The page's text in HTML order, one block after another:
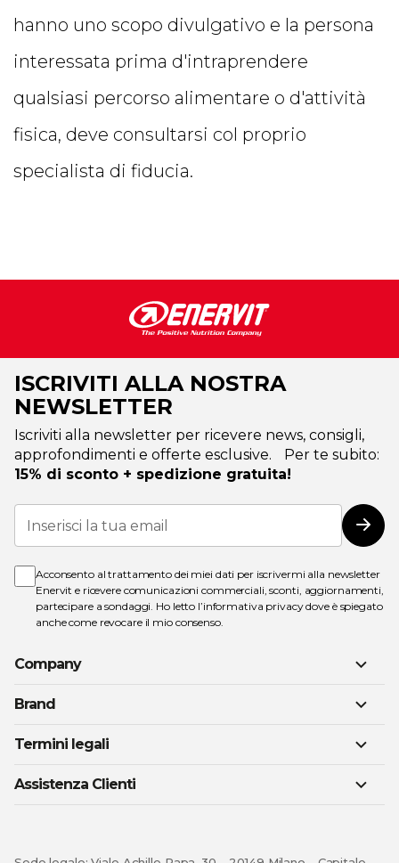
hanno uno scopo divulgativo e la persona
interessata prima d'intraprendere
qualsiasi percorso alimentare o d'attività
fisica, deve consultarsi col proprio
specialista di fiducia.
ISCRIVITI ALLA NOSTRA
NEWSLETTER
Iscriviti alla newsletter per ricevere news, consigli,
approfondimenti e offerte esclusive. Per te subito:
15% di sconto + spedizione gratuita!
Iscriviti
alla
nostra
Acconsento al trattamento dei miei dati per iscrivermi alla newsletter
Enervit e ricevere comunicazioni commerciali, sconti, aggiornamenti,
partecipare a sondaggi. Ho letto l’informativa privacydove è spiegato
anche come revocare il mio consenso.
Company
Brand
Termini legali
Assistenza Clienti